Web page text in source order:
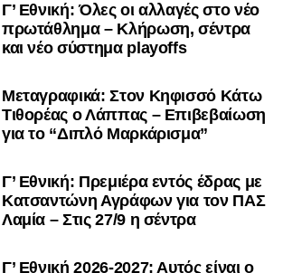
Γ’ Εθνική: Όλες οι αλλαγές στο νέο
πρωτάθλημα – Κλήρωση, σέντρα
και νέο σύστημα playoffs
Μεταγραφικά: Στον Κηφισσό Κάτω
Τιθορέας ο Λάππας – Επιβεβαίωση
για το “Διπλό Μαρκάρισμα”
Γ’ Εθνική: Πρεμιέρα εντός έδρας με
Κατσαντώνη Αγράφων για τον ΠΑΣ
Λαμία – Στις 27/9 η σέντρα
Γ’ Εθνική 2026-2027: Αυτός είναι ο